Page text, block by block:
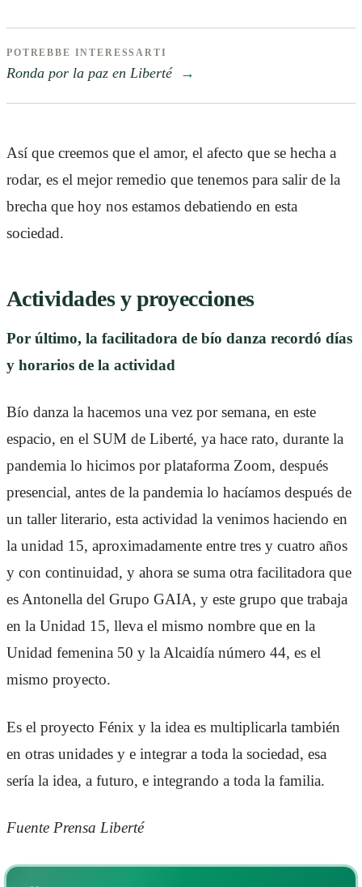
POTREBBE INTERESSARTI
Ronda por la paz en Liberté →
Así que creemos que el amor, el afecto que se hecha a
rodar, es el mejor remedio que tenemos para salir de la
brecha que hoy nos estamos debatiendo en esta
sociedad.
Actividades y proyecciones
Por último, la facilitadora de bío danza recordó días
y horarios de la actividad
Bío danza la hacemos una vez por semana, en este
espacio, en el SUM de Liberté, ya hace rato, durante la
pandemia lo hicimos por plataforma Zoom, después
presencial, antes de la pandemia lo hacíamos después de
un taller literario, esta actividad la venimos haciendo en
la unidad 15, aproximadamente entre tres y cuatro años
y con continuidad, y ahora se suma otra facilitadora que
es Antonella del Grupo GAIA, y este grupo que trabaja
en la Unidad 15, lleva el mismo nombre que en la
Unidad femenina 50 y la Alcaidía número 44, es el
mismo proyecto.
Es el proyecto Fénix y la idea es multiplicarla también
en otras unidades y e integrar a toda la sociedad, esa
sería la idea, a futuro, e integrando a toda la familia.
Fuente Prensa Liberté